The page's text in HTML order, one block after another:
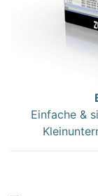
Einfache &